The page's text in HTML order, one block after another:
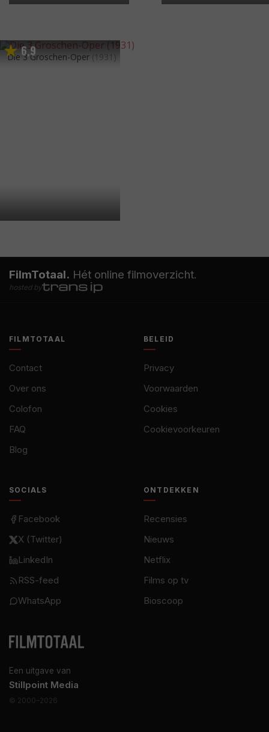
6,9
Die 3 Groschen-Oper (1931)
FilmTotaal. Hét online filmoverzicht.
hosted by
Een uitgave van
Stillpoint Media
© 2000–2026
FILMTOTAAL
Contact
Over ons
Colofon
FAQ
Blog
BELEID
Privacy
Voorwaarden
Cookies
Cookievoorkeuren
SOCIALS
Facebook
X (Twitter)
LinkedIn
RSS-feed
WhatsApp
ONTDEKKEN
Recensies
Nieuws
Netflix
Films op tv
Bioscoop